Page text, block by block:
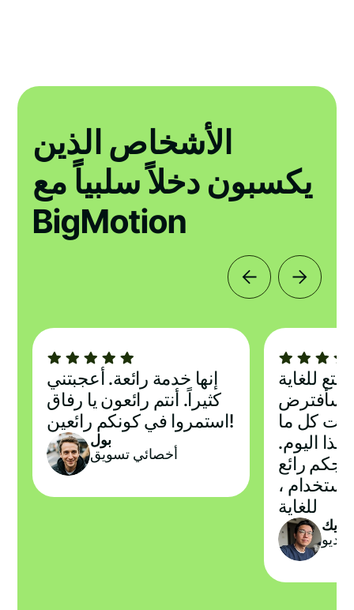
الأشخاص الذين
يكسبون دخلاً سلبياً مع
BigMotion
إنها خدمة رائعة. أعجبتني
كثيراً. أنتم رائعون يا رفاق
استمروا في كونكم رائعين!
بول
أخصائي تسويق
فسأفترض
كل ما
اليوم.
رائع
، وهو سهل الاستخدام
للغاية
ريك